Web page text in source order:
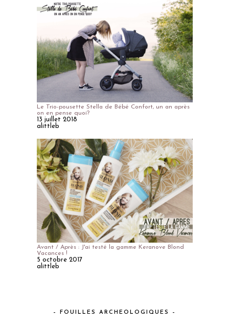
Le Trio-pousette Stella de Bébé Confort, un an après
on en pense quoi?
13 juillet 2018
alittleb
Avant / Après : J'ai testé la gamme Keranove Blond
Vacances !
5 octobre 2017
alittleb
– FOUILLES ARCHEOLOGIQUES –